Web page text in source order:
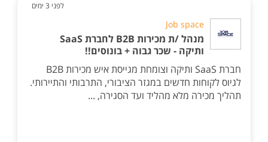
לפני 3 ימים
Job space
מנהל /ת מכירות B2B לחברת SaaS
ותיקה - שכר גבוה + בונוסים!!
חברת SaaS ותיקה וצומחת מגייסת איש מכירות B2B
לגיוס לקוחות חדשים במגזר הציבורי, התרבותי והתיירותי.
תהליך מכירה מלא מהליד ועד הסגירה, ...